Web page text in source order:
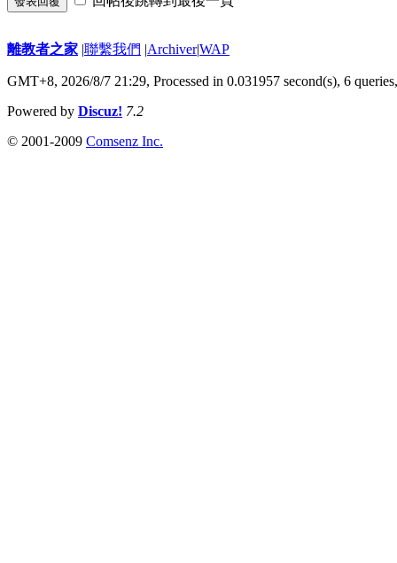
離教者之家 |聯繫我們 |Archiver|WAP
GMT+8, 2026/8/7 21:29, Processed in 0.031957 second(s), 6
Powered by Discuz! 7.2
© 2001-2009 Comsenz Inc.